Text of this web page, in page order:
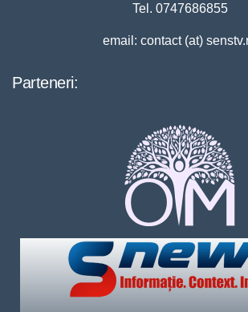
Tel. 0747686855
email: contact (at)
Parteneri: